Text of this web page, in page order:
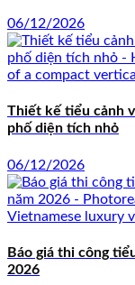
06/12/2026
Thiết kế tiểu cảnh
phố diện tích nhỏ
06/12/2026
Báo giá thi công
2026